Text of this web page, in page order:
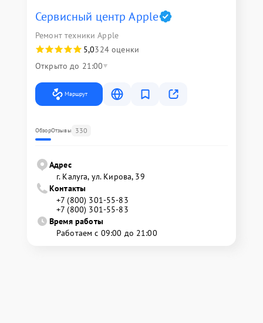
Сервисный центр Apple
Ремонт техники Apple
5,0324 оценки
Открыто до 21:00
Маршрут
ОбзорОтзывы 330
Адрес
г. Калуга, ул. Кирова, 39
Контакты
+7 (800) 301-55-83
+7 (800) 301-55-83
Время работы
Работаем с 09:00 до 21:00